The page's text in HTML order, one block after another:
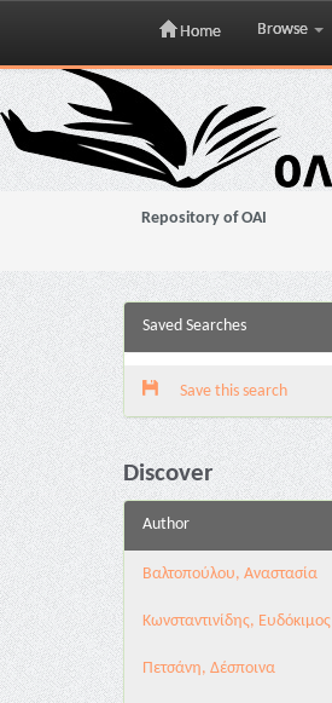
Skip
navigation
Home Browse
Repository of OAI
Saved Searches
Save this search
Discover
Author
Βαλτοπούλου, Αναστασία
Κωνσταντινίδης, Ευδόκιμος
Πετσάνη, Δέσποινα